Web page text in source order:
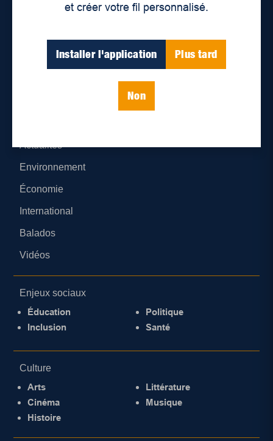
et créer votre fil personnalisé.
Installer l'application Plus tard
Non
Lieux de distribution
Nous joindre
Parutions numériques
Actualités
Environnement
Économie
International
Balados
Vidéos
Enjeux sociaux
Éducation
Inclusion
Politique
Santé
Culture
Arts
Cinéma
Histoire
Littérature
Musique